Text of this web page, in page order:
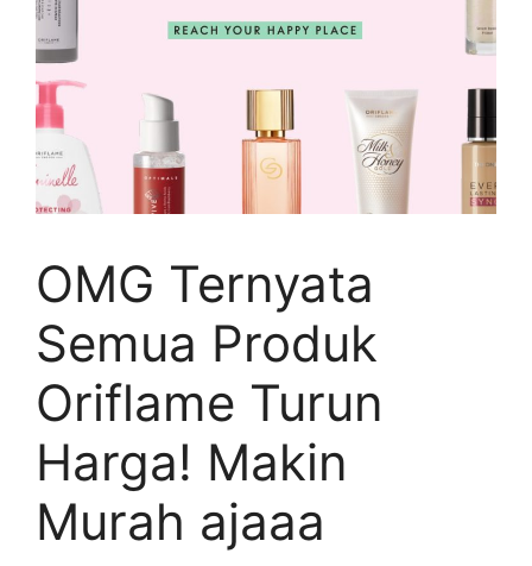
OMG Ternyata
Semua Produk
Oriflame Turun
Harga! Makin
Murah ajaaa